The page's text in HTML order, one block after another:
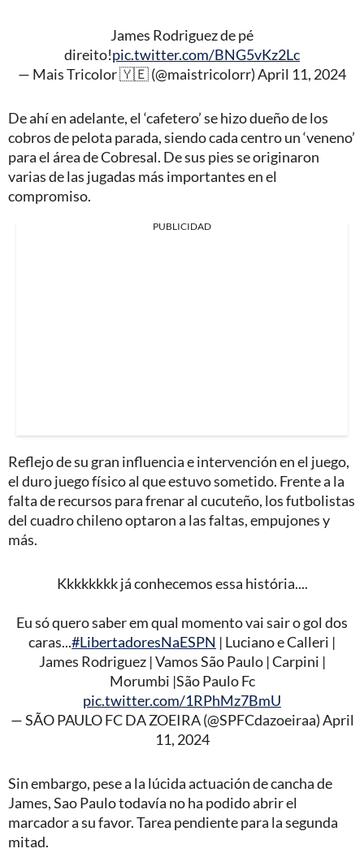
James Rodriguez de pé
direito!pic.twitter.com/BNG5vKz2Lc
— Mais Tricolor 🇾🇪 (@maistricolorr)April 11, 2024
De ahí en adelante, el ‘cafetero’ se hizo dueño de los
cobros de pelota parada, siendo cada centro un ‘veneno’
para el área de Cobresal. De sus pies se originaron
varias de las jugadas más importantes en el
compromiso.
PUBLICIDAD
Reflejo de su gran influencia e intervención en el juego,
el duro juego físico al que estuvo sometido. Frente a la
falta de recursos para frenar al cucuteño, los futbolistas
del cuadro chileno optaron a las faltas, empujones y
más.
Kkkkkkkk já conhecemos essa história....
Eu só quero saber em qual momento vai sair o gol dos
caras...#LibertadoresNaESPN | Luciano e Calleri |
James Rodriguez | Vamos São Paulo | Carpini |
Morumbi |São Paulo Fc
pic.twitter.com/1RPhMz7BmU
— SÃO PAULO FC DA ZOEIRA (@SPFCdazoeiraa)April
11, 2024
Sin embargo, pese a la lúcida actuación de cancha de
James, Sao Paulo todavía no ha podido abrir el
marcador a su favor. Tarea pendiente para la segunda
mitad.